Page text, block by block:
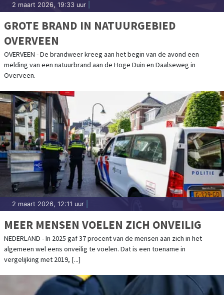
2 maart 2026, 19:33 uur
GROTE BRAND IN NATUURGEBIED
OVERVEEN
OVERVEEN - De brandweer kreeg aan het begin van de avond een
melding van een natuurbrand aan de Hoge Duin en Daalseweg in
Overveen.
2 maart 2026, 12:11 uur
MEER MENSEN VOELEN ZICH ONVEILIG
NEDERLAND - In 2025 gaf 37 procent van de mensen aan zich in het
algemeen wel eens onveilig te voelen. Dat is een toename in
vergelijking met 2019, [...]